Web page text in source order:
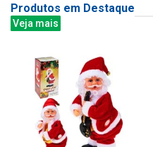
Produtos em Destaque
Veja mais